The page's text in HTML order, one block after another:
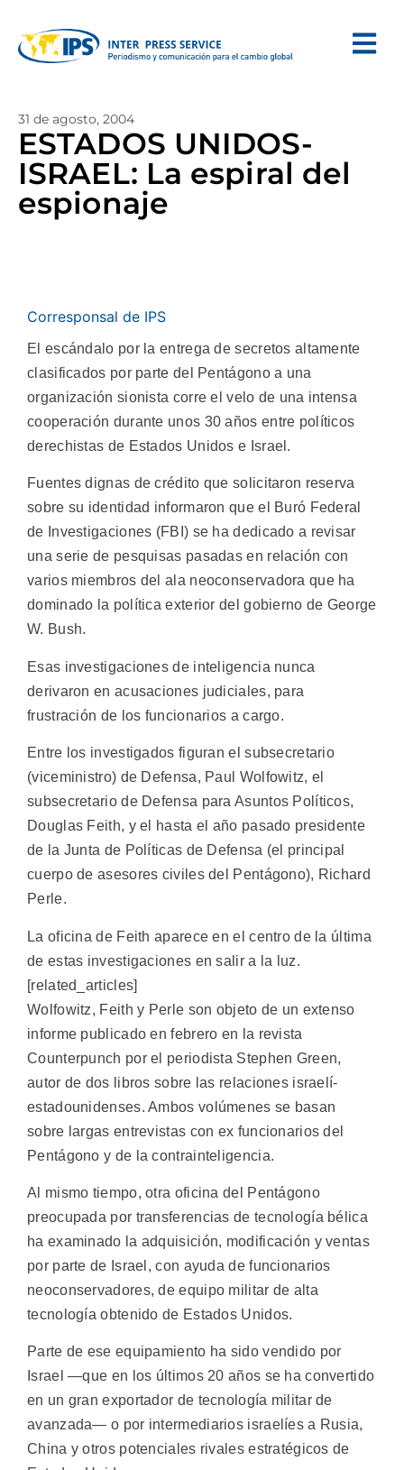
31 de agosto, 2004
ESTADOS UNIDOS-
ISRAEL: La espiral del
espionaje
Corresponsal de IPS
El escándalo por la entrega de secretos altamente
clasificados por parte del Pentágono a una
organización sionista corre el velo de una intensa
cooperación durante unos 30 años entre políticos
derechistas de Estados Unidos e Israel.
Fuentes dignas de crédito que solicitaron reserva
sobre su identidad informaron que el Buró Federal
de Investigaciones (FBI) se ha dedicado a revisar
una serie de pesquisas pasadas en relación con
varios miembros del ala neoconservadora que ha
dominado la política exterior del gobierno de George
W. Bush.
Esas investigaciones de inteligencia nunca
derivaron en acusaciones judiciales, para
frustración de los funcionarios a cargo.
Entre los investigados figuran el subsecretario
(viceministro) de Defensa, Paul Wolfowitz, el
subsecretario de Defensa para Asuntos Políticos,
Douglas Feith, y el hasta el año pasado presidente
de la Junta de Políticas de Defensa (el principal
cuerpo de asesores civiles del Pentágono), Richard
Perle.
La oficina de Feith aparece en el centro de la última
de estas investigaciones en salir a la luz.
[related_articles]
Wolfowitz, Feith y Perle son objeto de un extenso
informe publicado en febrero en la revista
Counterpunch por el periodista Stephen Green,
autor de dos libros sobre las relaciones israelí-
estadounidenses. Ambos volúmenes se basan
sobre largas entrevistas con ex funcionarios del
Pentágono y de la contrainteligencia.
Al mismo tiempo, otra oficina del Pentágono
preocupada por transferencias de tecnología bélica
ha examinado la adquisición, modificación y ventas
por parte de Israel, con ayuda de funcionarios
neoconservadores, de equipo militar de alta
tecnología obtenido de Estados Unidos.
Parte de ese equipamiento ha sido vendido por
Israel —que en los últimos 20 años se ha convertido
en un gran exportador de tecnología militar de
avanzada— o por intermediarios israelíes a Rusia,
China y otros potenciales rivales estratégicos de